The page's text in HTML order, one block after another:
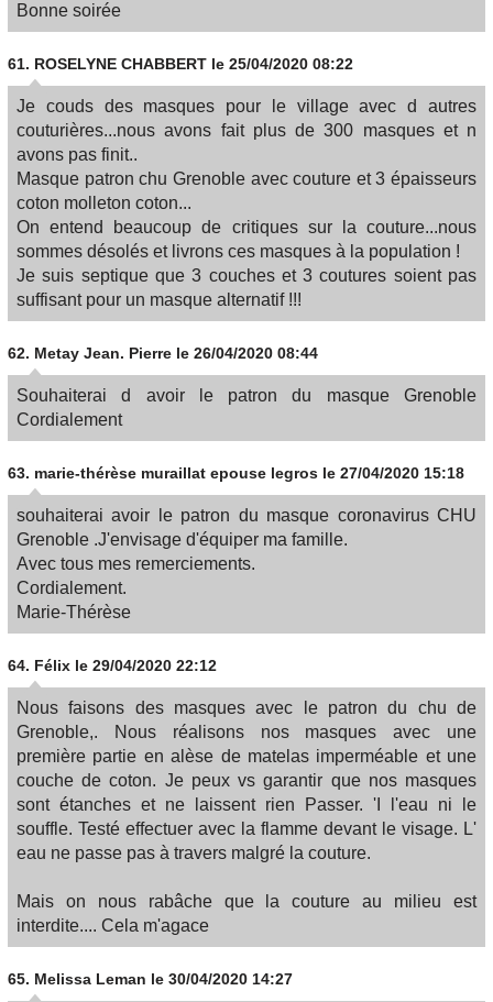
Bonne soirée
61. ROSELYNE CHABBERT le 25/04/2020 08:22
Je couds des masques pour le village avec d autres
couturières...nous avons fait plus de 300 masques et n
avons pas finit..
Masque patron chu Grenoble avec couture et 3 épaisseurs
coton molleton coton...
On entend beaucoup de critiques sur la couture...nous
sommes désolés et livrons ces masques à la population !
Je suis septique que 3 couches et 3 coutures soient pas
suffisant pour un masque alternatif !!!
62. Metay Jean. Pierre le 26/04/2020 08:44
Souhaiterai d avoir le patron du masque Grenoble
Cordialement
63. marie-thérèse muraillat epouse legros le 27/04/2020 15:18
souhaiterai avoir le patron du masque coronavirus CHU
Grenoble .J'envisage d'équiper ma famille.
Avec tous mes remerciements.
Cordialement.
Marie-Thérèse
64. Félix le 29/04/2020 22:12
Nous faisons des masques avec le patron du chu de
Grenoble,. Nous réalisons nos masques avec une
première partie en alèse de matelas imperméable et une
couche de coton. Je peux vs garantir que nos masques
sont étanches et ne laissent rien Passer. 'I l'eau ni le
souffle. Testé effectuer avec la flamme devant le visage. L'
eau ne passe pas à travers malgré la couture.
Mais on nous rabâche que la couture au milieu est
interdite.... Cela m'agace
65. Melissa Leman le 30/04/2020 14:27